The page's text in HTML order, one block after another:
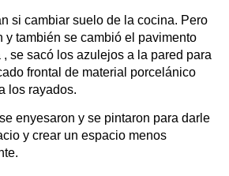
si cambiar suelo de la cocina. Pero
y también se cambió el pavimento
se sacó los azulejos a la pared para
frontal de material porcelánico
los rayados.
enyesaron y se pintaron para darle
y crear un espacio menos